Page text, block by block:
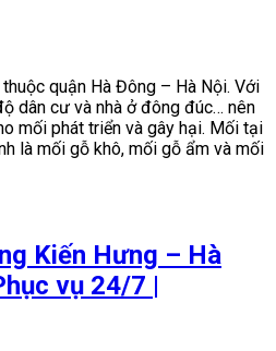
quận Hà Đông – Hà Nội. Với
dân cư và nhà ở đông đúc… nên
mối phát triển và gây hại. Mối tại
là mối gỗ khô, mối gỗ ẩm và mối
Kiến Hưng – Hà
vụ 24/7 |